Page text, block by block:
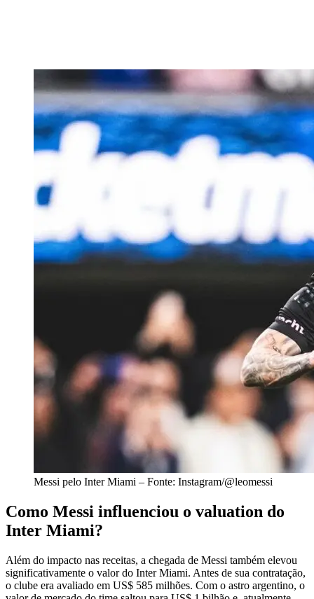
Messi pelo Inter Miami – Fonte: Instagram/@leomessi
Como Messi influenciou o valuation do
Inter Miami?
Além do impacto nas receitas, a chegada de Messi também elevou
significativamente o valor do Inter Miami. Antes de sua contratação,
o clube era avaliado em US$ 585 milhões. Com o astro argentino, o